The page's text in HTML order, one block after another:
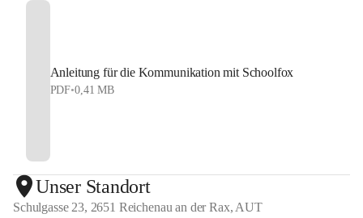
Anleitung für die Kommunikation mit Schoolfox
PDF•0,41 MB
Unser Standort
Schulgasse 23, 2651 Reichenau an der Rax, AUT